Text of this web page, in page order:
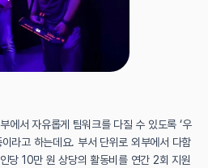
에서 자유롭게 팀워크를 다질 수 있도록 ‘우
라고 하는데요. 부서 단위로 외부에서 다함
당 10만 원 상당의 활동비를 연간 2회 지원